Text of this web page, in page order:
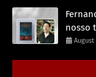
nosso
August